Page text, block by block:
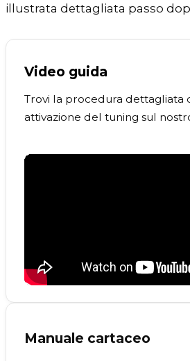
illustrata dettagliata passo
Video guida
Trovi la procedura dettagliata
attivazione del tuning sul
Manuale cartaceo